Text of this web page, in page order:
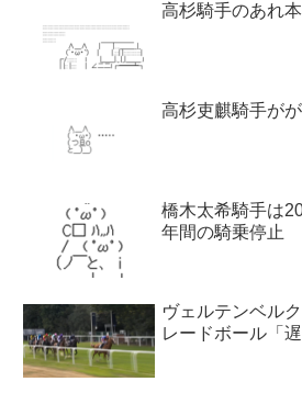
高杉騎手のあれ
高杉吏麒騎手が
橋木太希騎手は
年間の騎乗停止
ヴェルテンベル
レードボール「遅